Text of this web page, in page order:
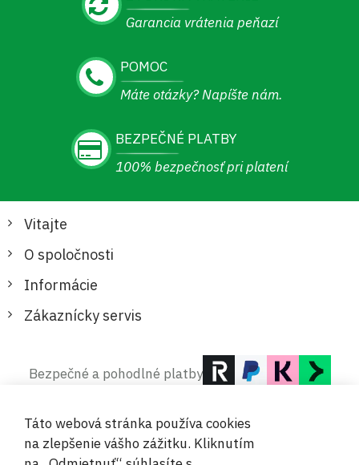
Garancia vrátenia peňazí
POMOC
Máte otázky? Napíšte nám.
BEZPEČNÉ PLATBY
100% bezpečnosť pri platení
Vitajte
O spoločnosti
Informácie
Zákaznícky servis
Bezpečné a pohodlné platby
Táto webová stránka používa cookies
na zlepšenie vášho zážitku. Kliknutím